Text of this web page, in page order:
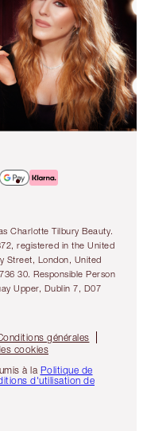
Charlotte Tilbury Beauty.
registered in the United
Street, London, United
30. Responsible Person
Upper, Dublin 7, D07
générales
cookies
à la Politique de
d'utilisation de